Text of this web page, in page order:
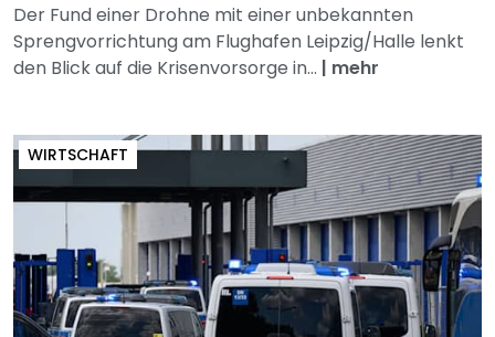
Der Fund einer Drohne mit einer unbekannten
Sprengvorrichtung am Flughafen Leipzig/Halle lenkt
den Blick auf die Krisenvorsorge in... | mehr
WIRTSCHAFT